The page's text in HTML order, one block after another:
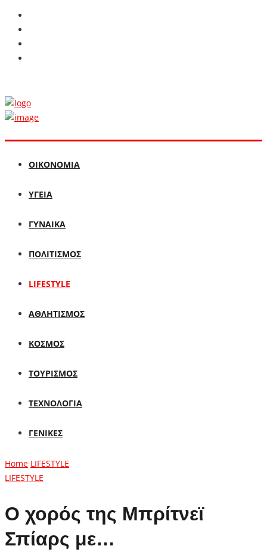
ΟΙΚΟΝΟΜΙΑ
ΥΓΕΙΑ
ΓΥΝΑΙΚΑ
ΠΟΛΙΤΙΣΜΟΣ
LIFESTYLE
ΑΘΛΗΤΙΣΜΟΣ
ΚΟΣΜΟΣ
ΤΟΥΡΙΣΜΟΣ
ΤΕΧΝΟΛΟΓΙΑ
ΓΕΝΙΚΕΣ
Home LIFESTYLE
LIFESTYLE
Ο χορός της Μπρίτνεϊ
Σπίαρς με…